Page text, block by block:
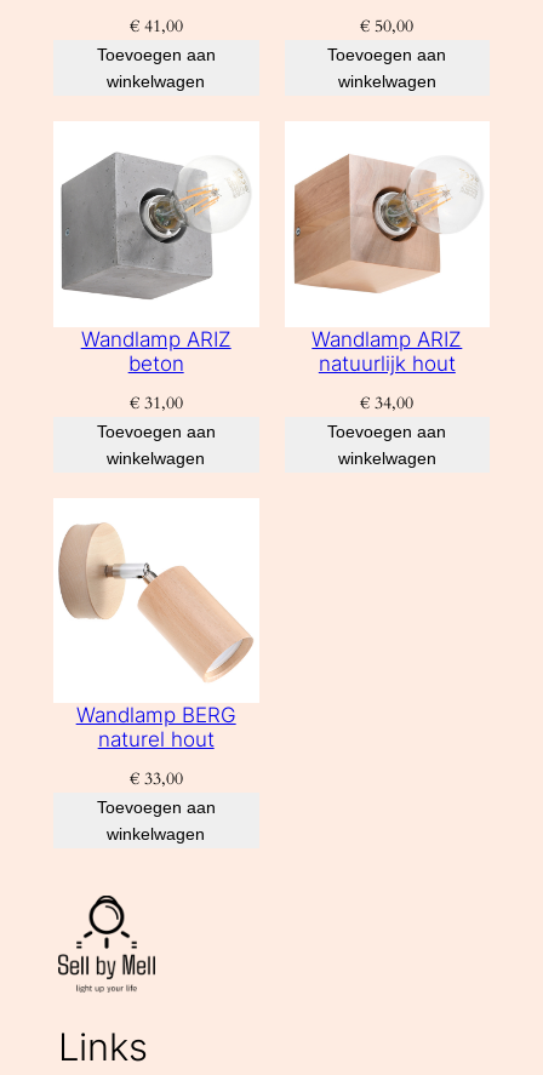
€41,00
Toevoegen aan
winkelwagen
€ 50,00
Toevoegen aan
winkelwagen
Wandlamp ARIZ
beton
€31,00
Toevoegen aan
winkelwagen
Wandlamp ARIZ
natuurlijk hout
€ 34,00
Toevoegen aan
winkelwagen
Wandlamp BERG
naturel hout
€33,00
Toevoegen aan
winkelwagen
Links